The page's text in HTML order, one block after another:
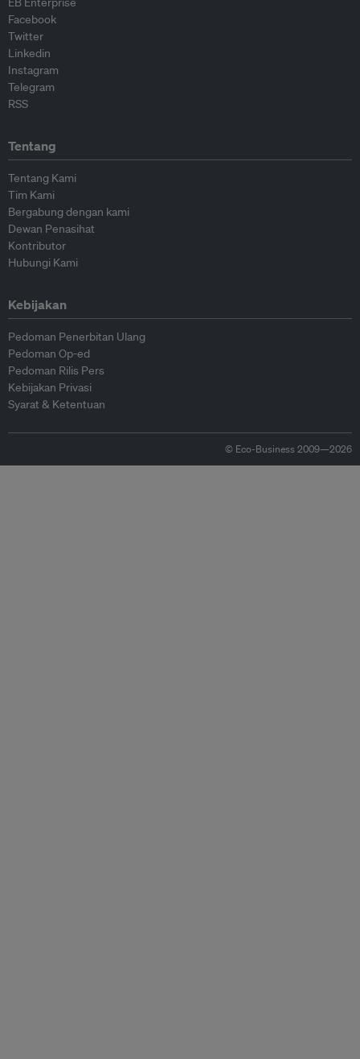
Facebook
Twitter
Linkedin
Instagram
Telegram
RSS
Tentang
Tentang Kami
Tim Kami
Bergabung dengan kami
Dewan Penasihat
Kontributor
Hubungi Kami
Kebijakan
Pedoman Penerbitan Ulang
Pedoman Op-ed
Pedoman Rilis Pers
Kebijakan Privasi
Syarat & Ketentuan
© Eco-Business 2009—2026